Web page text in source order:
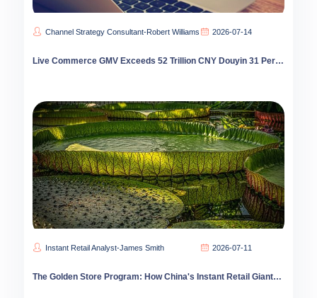
Channel Strategy Consultant-Robert Williams 2026-07-14
Live Commerce GMV Exceeds 52 Trillion CNY Douyin 31 Percent Share First Time Surpasses Taobao
Instant Retail Analyst-James Smith 2026-07-11
The Golden Store Program: How China's Instant Retail Giants Are Rewriting Store Performance Standards